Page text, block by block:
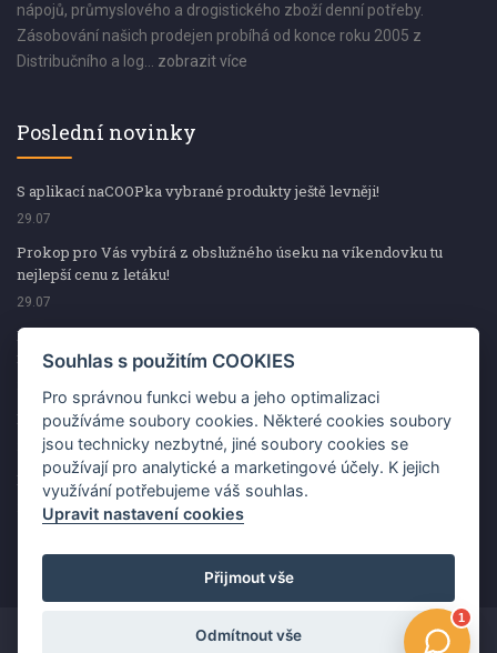
nápojů, průmyslového a drogistického zboží denní potřeby.
Zásobování našich prodejen probíhá od konce roku 2005 z
Distribučního a log... zobrazit více
Poslední novinky
S aplikací naCOOPka vybrané produkty ještě levněji!
29.07
Prokop pro Vás vybírá z obslužného úseku na víkendovku tu
nejlepší cenu z letáku!
29.07
Prokop pro Vás vybírá z obslužného úseku na víkendovku tu
nejlepší cenu z letáku!
Kup špekáčky od Váhaly a vyhraj s naCOOPkou sekerku Fiskars
29.07
Prokop pro Vás vybírá na víkendovku ty nejlepší ceny z letáku!
29.07
Copyright ©2026 Jednota, spotřební družstvo v Hodoníně
Souhlas s použitím COOKIES
Pro správnou funkci webu a jeho optimalizaci
používáme soubory cookies. Některé cookies soubory
jsou technicky nezbytné, jiné soubory cookies se
používají pro analytické a marketingové účely. K jejich
využívání potřebujeme váš souhlas.
Upravit nastavení cookies
Přijmout vše
Odmítnout vše